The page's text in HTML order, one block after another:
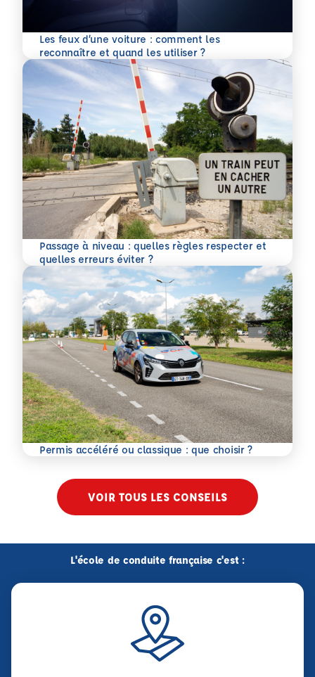
Les feux d’une voiture : comment les
reconnaître et quand les utiliser ?
En savoir plus
Passage à niveau : quelles règles respecter et
quelles erreurs éviter ?
En savoir plus
Permis accéléré ou classique : que choisir ?
En savoir plus
VOIR TOUS LES CONSEILS
L'école de conduite française c'est :